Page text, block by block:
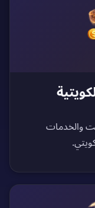
والخدمات